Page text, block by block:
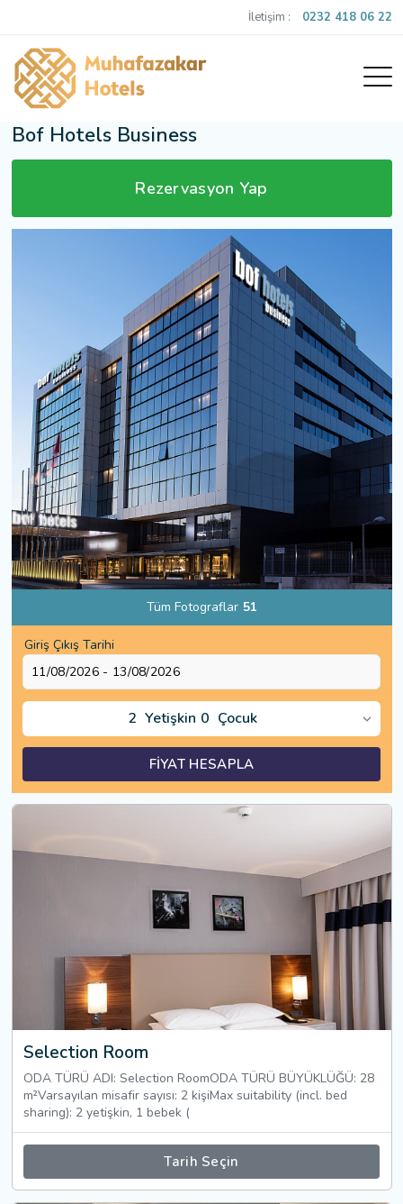
İletişim : 0232 418 06 22
Bof Hotels Business
Rezervasyon Yap
Tüm Fotograflar 51
Giriş Çıkış Tarihi
2 Yetişkin 0 Çocuk
FİYAT HESAPLA
Selection Room
ODA TÜRÜ ADI: Selection RoomODA TÜRÜ BÜYÜKLÜĞÜ: 28
m²Varsayılan misafir sayısı: 2 kişiMax suitability (incl. bed
sharing): 2 yetişkin, 1 bebek (
Tarih Seçin